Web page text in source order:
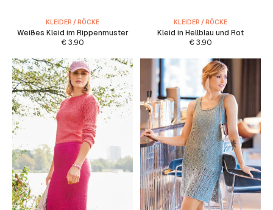
KLEIDER / RÖCKE
Weißes Kleid im Rippenmuster
€3.90
KLEIDER / RÖCKE
Kleid in Hellblau und Rot
€3.90